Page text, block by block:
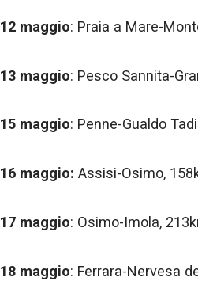
12 maggio: Praia a Mare-
13 maggio: Pesco Sannita-
15 maggio: Penne-Gualdo
16 maggio: Assisi-Osimo,
17 maggio: Osimo-Imola,
18 maggio: Ferrara-Nervesa